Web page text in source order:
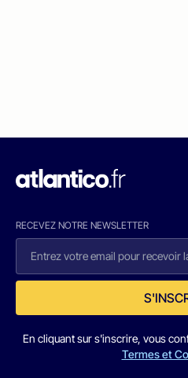
RECEVEZ NOTRE NEWSLETTER
En cliquant sur s'inscrire, vous
Termes et